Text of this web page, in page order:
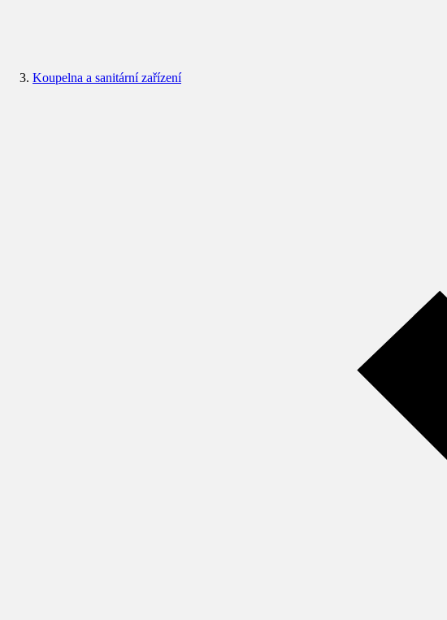
Koupelna a sanitární zařízení